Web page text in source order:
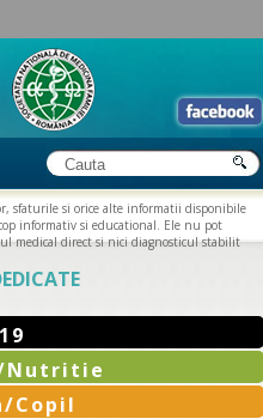
sfaturile si orice alte informatii disponibile
informativ si educational. Ele nu pot
medical direct si nici diagnosticul stabilit
Nutritie
Copil